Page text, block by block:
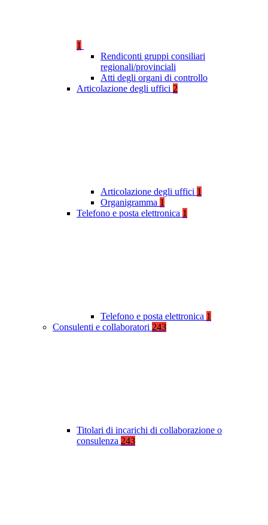
1
Rendiconti gruppi consiliari
regionali/provinciali
Atti degli organi di controllo
Articolazione degli uffici 2
Articolazione degli uffici 1
Organigramma 1
Telefono e posta elettronica 1
Telefono e posta elettronica 1
Consulenti e collaboratori 243
Titolari di incarichi di collaborazione o
consulenza 243